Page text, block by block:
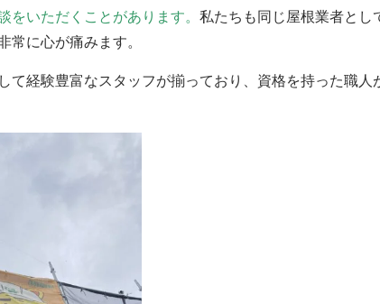
をいただくことがあります。 私たちも同じ屋根業者とし
常に心が痛みます。
て経験豊富なスタッフが揃っており、資格を持った職人